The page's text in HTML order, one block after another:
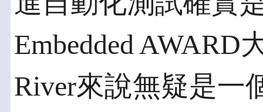
Embedded AWARD
River來說無疑是一